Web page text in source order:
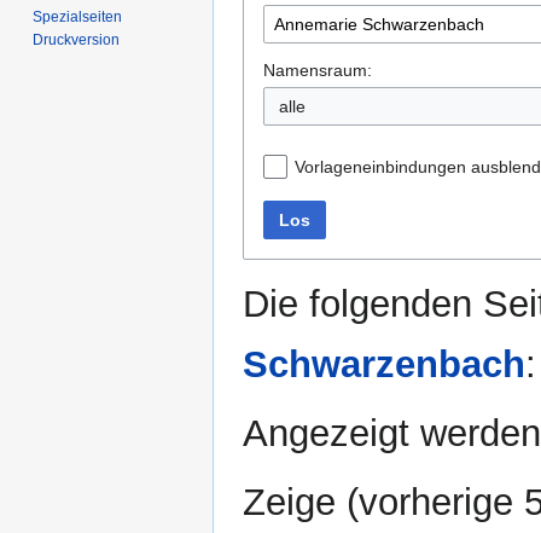
Namensraum:
alle
Vorlageneinbindungen
Los
Die folgenden
Schwarzenbach:
Angezeigt
Zeige (vorherige
Spezialseiten
Druckversion